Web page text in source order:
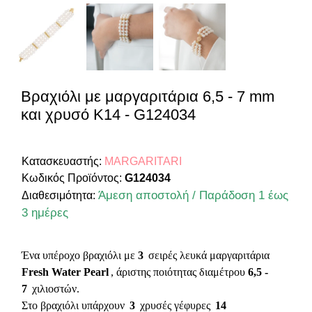
Βραχιόλι με μαργαριτάρια 6,5 - 7 mm
και χρυσό Κ14 - G124034
Κατασκευαστής: MARGARITARI
Κωδικός Προϊόντος: G124034
Διαθεσιμότητα: Άμεση αποστολή / Παράδοση 1 έως
3 ημέρες
Ένα υπέροχο βραχιόλι με 3 σειρές λευκά μαργαριτάρια
Fresh Water Pearl , άριστης ποιότητας διαμέτρου 6,5 -
7 χιλιοστών.
Στο βραχιόλι υπάρχουν 3 χρυσές γέφυρες 14